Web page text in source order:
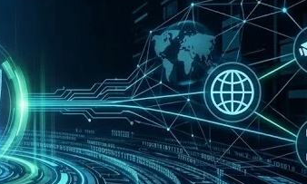
方
案
鼎
新
價
值
公
關